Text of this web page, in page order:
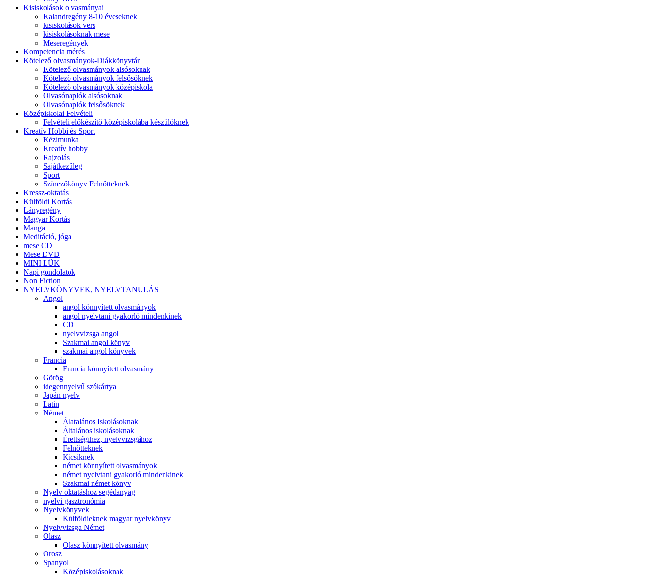
Kisiskolások olvasmányai
Kalandregény 8-10 éveseknek
kisiskolások vers
kisiskolásoknak mese
Meseregények
Kompetencia mérés
Kötelező olvasmányok-Diákkönyvtár
Kötelező olvasmányok alsósoknak
Kötelező olvasmányok felsősöknek
Kötelező olvasmányok középiskola
Olvasónaplók alsósoknak
Olvasónaplók felsősöknek
Középiskolai Felvételi
Felvételi előkészítő középiskolába készülöknek
Kreatív Hobbi és Sport
Kézimunka
Kreatív hobby
Rajzolás
Sajátkezűleg
Sport
Színezőkönyv Felnőtteknek
Kressz-oktatás
Külföldi Kortás
Lányregény
Magyar Kortás
Manga
Meditáció, jóga
mese CD
Mese DVD
MINI LÜK
Napi gondolatok
Non Fiction
NYELVKÖNYVEK, NYELVTANULÁS
Angol
angol könnyített olvasmányok
angol nyelvtani gyakorló mindenkinek
CD
nyelvvizsga angol
Szakmai angol könyv
szakmai angol könyvek
Francia
Francia könnyített olvasmány
Görög
idegennyelvű szókártya
Japán nyelv
Latin
Német
Álatalános Iskolásoknak
Általános iskolásoknak
Érettségihez, nyelvvizsgához
Felnőtteknek
Kicsiknek
német könnyített olvasmányok
német nyelvtani gyakorló mindenkinek
Szakmai német könyv
Nyelv oktatáshoz segédanyag
nyelvi gasztronómia
Nyelvkönyvek
Külföldieknek magyar nyelvkönyv
Nyelvvizsga Német
Olasz
Olasz könnyített olvasmány
Orosz
Spanyol
Középiskolásoknak